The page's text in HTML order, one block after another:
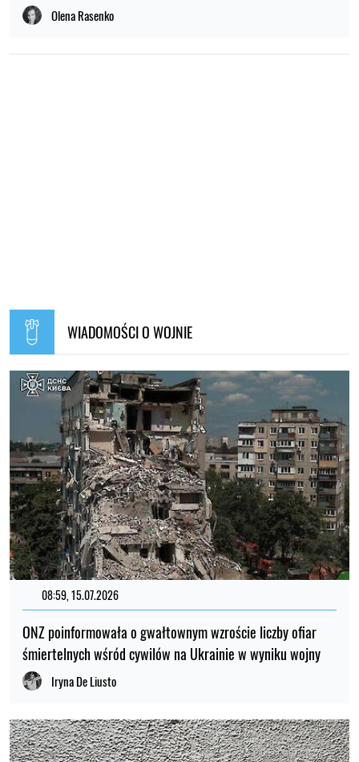
Olena Rasenko
WIADOMOŚCI O WOJNIE
08:59, 15.07.2026
ONZ poinformowała o gwałtownym wzroście liczby ofiar
śmiertelnych wśród cywilów na Ukrainie w wyniku wojny
Iryna De Liusto